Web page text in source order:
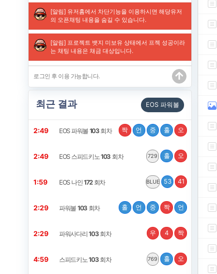
최근 결과 EOS 파워볼
2:49 EOS 파워볼103회차 짝 언 중 홀 오
2:49 EOS 스피드키노103 회차 729 홀 오
1:59 EOS 나인172회차 BLUE 53 41
2:29 파워볼103회차 홀 언 중 짝 언
2:29 파워사다리103회차 우 4 짝
4:59 스피드키노103회차 769 홀 오